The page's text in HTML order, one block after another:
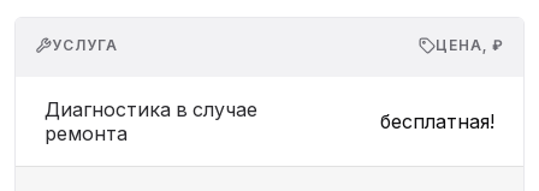
УСЛУГА ЦЕНА, ₽
Диагностика в случае
ремонта
бесплатная!